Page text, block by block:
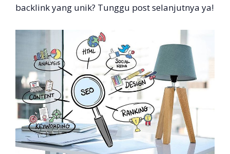
backlink yang unik? Tunggu post selanjutnya ya!